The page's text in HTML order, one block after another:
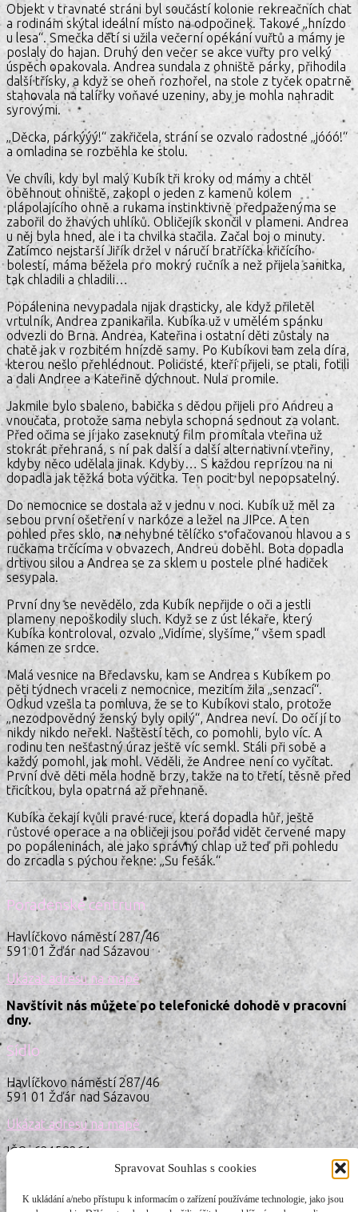
Spravovat Souhlas s cookies
K ukládání a/nebo přístupu k informacím o zařízení používáme technologie, jako jsou
Objekt v travnaté stráni byl součástí kolonie rekreačních chat
a rodinám skýtal ideální místo na odpočinek. Takové „hnízdo
u lesa“. Smečka dětí si užila večerní opékání vuřtů a mámy je
poslaly do hajan. Druhý den večer se akce vuřty pro velký
úspěch opakovala. Andrea sundala z ohniště párky, přihodila
další třísky, a když se oheň rozhořel, na stole z tyček opatrně
stahovala na talířky voňavé uzeniny, aby je mohla nahradit
syrovými.
„Děcka, párkýýý!“ zakřičela, strání se ozvalo radostné „jóóó!“
a omladina se rozběhla ke stolu.
Ve chvíli, kdy byl malý Kubík tři kroky od mámy a chtěl
oběhnout ohniště, zakopl o jeden z kamenů kolem
plápolajícího ohně a rukama instinktivně předpaženýma se
zabořil do žhavých uhlíků. Obličejík skončil v plameni. Andrea
u něj byla hned, ale i ta chvilka stačila. Začal boj o minuty.
Zatímco nejstarší Jiřík držel v náručí bratříčka křičícího
bolestí, máma běžela pro mokrý ručník a než přijela sanitka,
tak chladili a chladili…
Popálenina nevypadala nijak drasticky, ale když přiletěl
vrtulník, Andrea zpanikařila. Kubíka už v umělém spánku
odvezli do Brna. Andrea, Kateřina i ostatní děti zůstaly na
chatě jak v rozbitém hnízdě samy. Po Kubíkovi tam zela díra,
kterou nešlo přehlédnout. Policisté, kteří přijeli, se ptali, fotili
a dali Andree a Kateřině dýchnout. Nula promile.
Jakmile bylo sbaleno, babička s dědou přijeli pro Andreu a
vnoučata, protože sama nebyla schopná sednout za volant.
Před očima se jí jako zaseknutý film promítala vteřina už
stokrát přehraná, s ní pak další a další alternativní vteřiny,
kdyby něco udělala jinak. Kdyby… S každou reprízou na ni
dopadla jak těžká bota výčitka. Ten pocit byl nepopsatelný.
Do nemocnice se dostala až v jednu v noci. Kubík už měl za
sebou první ošetření v narkóze a ležel na JIPce. A ten
pohled přes sklo, na nehybné tělíčko s ofačovanou hlavou a s
ručkama trčícíma v obvazech, Andreu doběhl. Bota dopadla
drtivou silou a Andrea se za sklem u postele plné hadiček
sesypala.
První dny se nevědělo, zda Kubík nepřijde o oči a jestli
plameny nepoškodily sluch. Když se z úst lékaře, který
Kubíka kontroloval, ozvalo „Vidíme, slyšíme,“ všem spadl
kámen ze srdce.
Malá vesnice na Břeclavsku, kam se Andrea s Kubíkem po
pěti týdnech vraceli z nemocnice, mezitím žila „senzací“.
Odkud vzešla ta pomluva, že se to Kubíkovi stalo, protože
„nezodpovědný ženský byly opilý“, Andrea neví. Do očí jí to
nikdy nikdo neřekl. Naštěstí těch, co pomohli, bylo víc. A
rodinu ten nešťastný úraz ještě víc semkl. Stáli při sobě a
každý pomohl, jak mohl. Věděli, že Andree není co vyčítat.
První dvě děti měla hodně brzy, takže na to třetí, těsně před
třicítkou, byla opatrná až přehnaně.
Kubíka čekají kvůli pravé ruce, která dopadla hůř, ještě
růstové operace a na obličeji jsou pořád vidět červené mapy
po popáleninách, ale jako správný chlap už teď při pohledu
do zrcadla s pýchou řekne: „Su fešák.“
Poradenské centrum
Havlíčkovo náměstí 287/46
591 01 Žďár nad Sázavou
Ukázat adresu na mapě
Navštívit nás můžete po telefonické dohodě v pracovní
dny.
Sídlo
Havlíčkovo náměstí 287/46
591 01 Žďár nad Sázavou
Ukázat adresu na mapě
IČO: 62158261
ID schránky: iwdenna
Kontakt